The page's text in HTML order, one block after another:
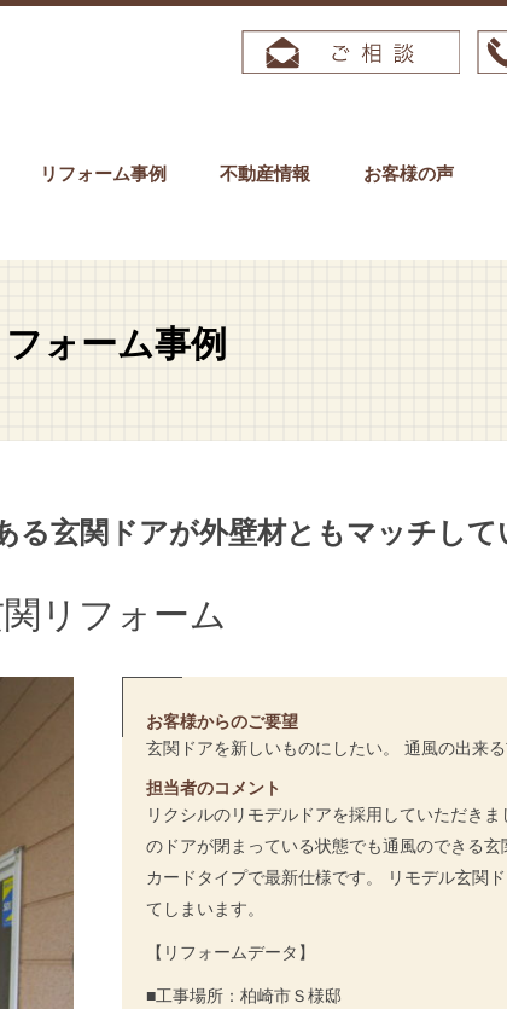
リフォーム事例 不動産情報 お客様の声
フォーム事例
玄関ドアが外壁材ともマッチして
リフォーム
お客様からのご要望
玄関ドアを新しいものにしたい。 通風の出来る
担当者のコメント
リクシルのリモデルドアを採用していただき
のドアが閉まっている状態でも通風のできる玄
カードタイプで最新仕様です。 リモデル玄関
てしまいます。
【リフォームデータ】
■工事場所：柏崎市Ｓ様邸